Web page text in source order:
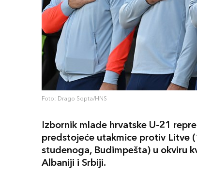
Foto: Drago Sopta/HNS
Izbornik mlade hrvatske U-21
predstojeće utakmice protiv Litve
studenoga, Budimpešta) u okviru
Albaniji i Srbiji.